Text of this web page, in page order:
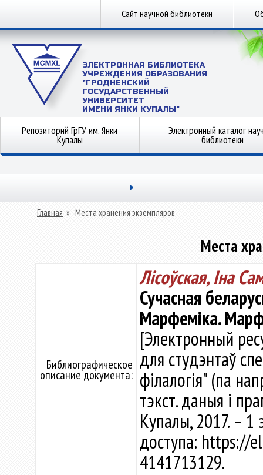
Сайт научной библиотеки
ЭЛЕКТРОННАЯ БИБЛИОТЕКА
УЧРЕЖДЕНИЯ ОБРАЗОВАНИЯ
"ГРОДНЕНСКИЙ
ГОСУДАРСТВЕННЫЙ
УНИВЕРСИТЕТ
ИМЕНИ ЯНКИ КУПАЛЫ"
Репозиторий ГрГУ им. Янки
Купалы
Электронный каталог
библиотеки
Главная » Места хранения экземпляров
Места
Библиографическое
описание документа:
Лісоўская, Іна
Сучасная
Марфеміка.
[Электронный
для студэнтаў
філалогія" (па
тэкст. даныя і
Купалы, 2017. – 1
доступа: https://
4141713129.